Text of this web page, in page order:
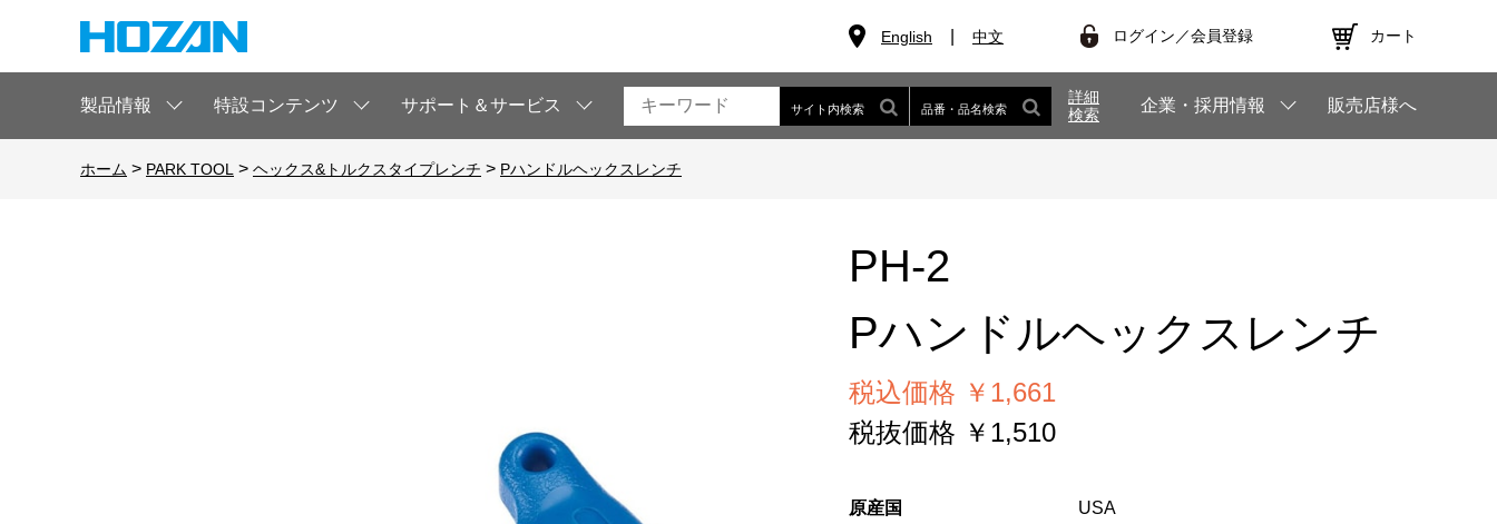
English 中文 ログイン／会員登録 カート
製品情報 特設コンテンツ サポート＆サービス サイト内検索 品番・品名検索
詳細
検索
企業・採用情報 販売店様へ
ホーム > PARK TOOL > ヘックス&トルクスタイプレンチ > Pハンドルヘックスレンチ
PH-2
Pハンドルヘックスレンチ
税込価格 ￥1,661
税抜価格 ￥1,510
原産国 USA